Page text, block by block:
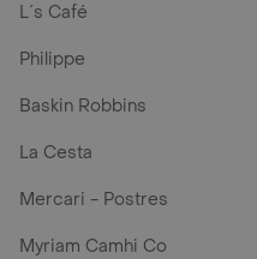
L´s Café
Philippe
Baskin Robbins
La Cesta
Mercari - Postres
Myriam Camhi Co